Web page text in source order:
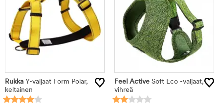
Rukka Y-valjaat Form Polar,
keltainen
Feel Active Soft Eco -valjaat,
vihreä